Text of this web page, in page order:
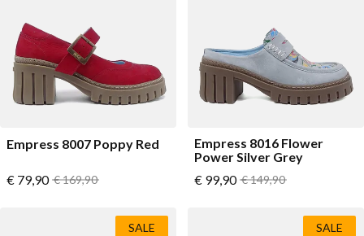
Vegan
Sandalen
Loafers
Veterlaarsjes
Workerboots
Enkellaarsjes met rits
Sale
Empress 8007 Poppy Red
Vanaf
€ 79,90 Normale prijs
€ 169,90
Empress 8016 Flower
Power Silver Grey
Vanaf
€ 99,90 Normale prijs
€ 149,90
SALE SALE